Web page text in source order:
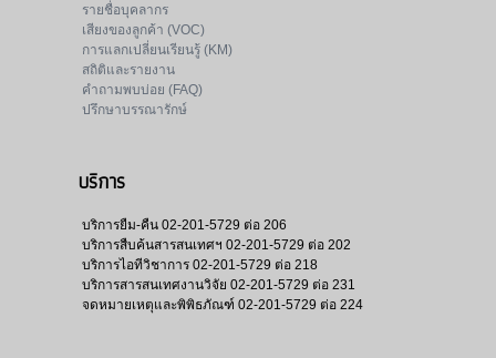
รายชื่อบุคลากร
เสียงของลูกค้า (VOC)
การแลกเปลี่ยนเรียนรู้ (KM)
สถิติและรายงาน
คำถามพบบ่อย (FAQ)
ปรึกษาบรรณารักษ์
บริการ
บริการยืม-คืน 02-201-5729 ต่อ 206
บริการสืบค้นสารสนเทศฯ 02-201-5729 ต่อ 202
บริการไอทีวิชาการ 02-201-5729 ต่อ 218
บริการสารสนเทศงานวิจัย 02-201-5729 ต่อ 231
จดหมายเหตุและพิพิธภัณฑ์ 02-201-5729 ต่อ 224